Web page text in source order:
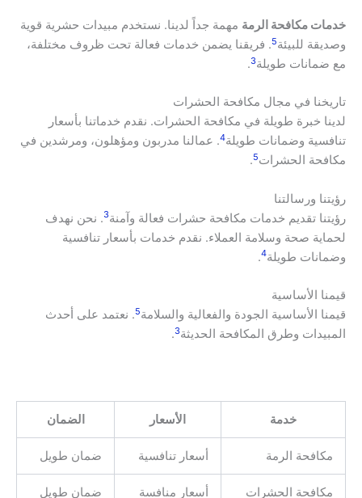
خدمات مكافحة الرمة مهمة جداً لدينا. نستخدم مبيدات حشرية قوية
وصديقة للبيئة5. فريقنا يضمن خدمات فعالة تحت ظروف مختلفة،
مع ضمانات طويلة3
.
تاريخنا في مجال مكافحة الحشرات
لدينا خبرة طويلة في مكافحة الحشرات. نقدم خدماتنا بأسعار
تنافسية وضمانات طويلة4. عمالنا مدربون ومؤهلون، ومرشدين في
مكافحة الحشرات5
.
رؤيتنا ورسالتنا
رؤيتنا تقديم خدمات مكافحة حشرات فعالة وآمنة3. نحن نهدف
لحماية صحة وسلامة العملاء. نقدم خدمات بأسعار تنافسية
وضمانات طويلة4
.
قيمنا الأساسية
قيمنا الأساسية الجودة والفعالية والسلامة5. نعتمد على أحدث
المبيدات وطرق المكافحة الحديثة3
.
خدمة الأسعار الضمان
مكافحة الرمة أسعار تنافسية ضمان طويل
مكافحة الحشرات أسعار منافسة ضمان طويل